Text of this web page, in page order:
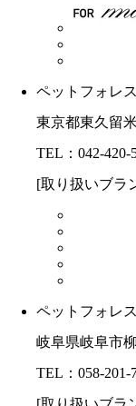
ペットフォレ
東京都東久留
TEL：042-420-
[取り扱いブラ
ペットフォレ
岐阜県岐阜市
TEL：058-201-